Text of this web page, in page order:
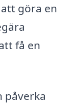
göra en
få en
påverka